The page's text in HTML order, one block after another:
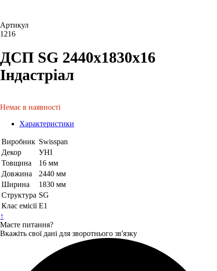
Артикул
1216
ДСП SG 2440х1830х16
Індастріал
Немає в наявності
Характеристики
Виробник Swisspan
Декор
УНІ
Товщина
16 мм
Довжина
2440 мм
Ширина
1830 мм
Структура SG
Клас емісії Е1
↑
Маєте питання?
Вкажіть свої дані для зворотнього зв'язку